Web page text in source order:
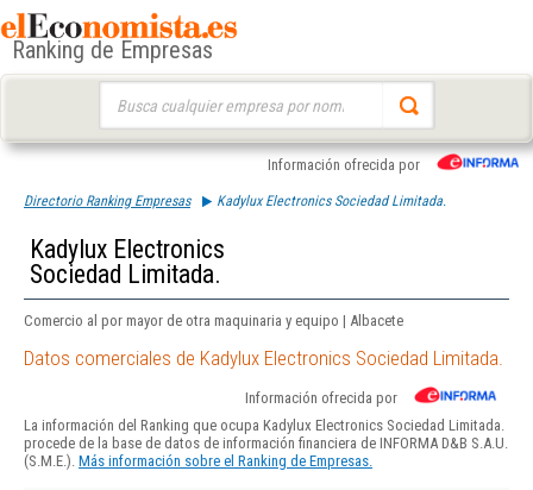
Ranking de Empresas
Información ofrecida por
Directorio Ranking Empresas Kadylux Electronics Sociedad Limitada.
Kadylux Electronics
Sociedad Limitada.
Comercio al por mayor de otra maquinaria y equipo | Albacete
Datos comerciales de Kadylux Electronics Sociedad Limitada.
Información ofrecida por
La información del Ranking que ocupa Kadylux Electronics Sociedad Limitada.
procede de la base de datos de información financiera de INFORMA D&B S.A.U.
(S.M.E.). Más información sobre el Ranking de Empresas.